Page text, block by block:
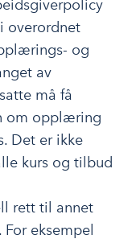
overordnet
og
av
må få
om opplæring
Det er ikke
kurs og tilbud
rett til annet
eksempel